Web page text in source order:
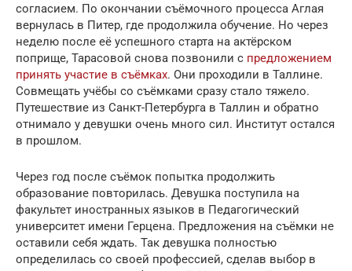
согласием. По окончании съёмочного процесса Аглая
вернулась в Питер, где продолжила обучение. Но через
неделю после её успешного старта на актёрском
поприще, Тарасовой снова позвонили с предложением
принять участие в съёмках. Они проходили в Таллине.
Совмещать учёбы со съёмками сразу стало тяжело.
Путешествие из Санкт-Петербурга в Таллин и обратно
отнимало у девушки очень много сил. Институт остался
в прошлом.
Через год после съёмок попытка продолжить
образование повторилась. Девушка поступила на
факультет иностранных языков в Педагогический
университет имени Герцена. Предложения на съёмки не
оставили себя ждать. Так девушка полностью
определилась со своей профессией, сделав выбор в